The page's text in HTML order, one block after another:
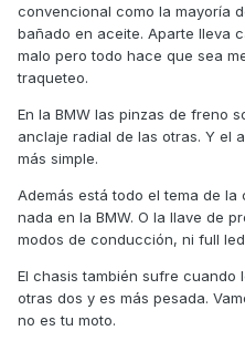
convencional como la mayoría
bañado en aceite. Aparte lleva
malo pero todo hace que sea
traqueteo.
En la BMW las pinzas de freno
anclaje radial de las otras. Y el
más simple.
Además está todo el tema de
nada en la BMW. O la llave de
modos de conducción, ni full
El chasis también sufre cuando
otras dos y es más pesada.
no es tu moto.